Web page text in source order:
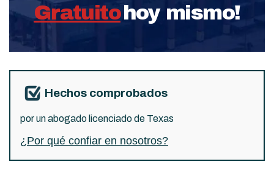
Gratuitohoy mismo!
Hechos comprobados
por un abogado licenciado de Texas
¿Por qué confiar en nosotros?